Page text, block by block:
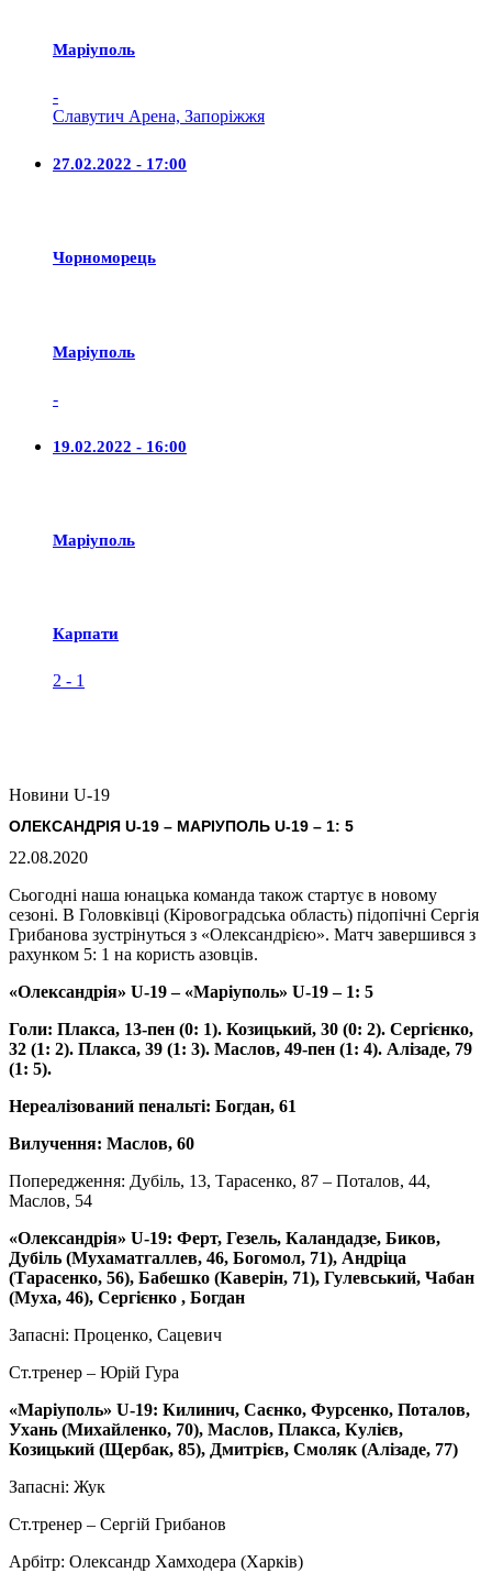
Маріуполь
-
Славутич Арена, Запоріжжя
27.02.2022 - 17:00
Чорноморець
Маріуполь
-
19.02.2022 - 16:00
Маріуполь
Карпати
2 - 1
Новини U-19
ОЛЕКСАНДРІЯ U-19 – МАРІУПОЛЬ U-19 – 1: 5
22.08.2020
Сьогодні наша юнацька команда також стартує в новому
сезоні. В Головківці (Кіровоградська область) підопічні Сергія
Грибанова зустрінуться з «Олександрією». Матч завершився з
рахунком 5: 1 на користь азовців.
«Олександрія» U-19 – «Маріуполь» U-19 – 1: 5
Голи: Плакса, 13-пен (0: 1). Козицький, 30 (0: 2). Сергієнко,
32 (1: 2). Плакса, 39 (1: 3). Маслов, 49-пен (1: 4). Алізаде, 79
(1: 5).
Нереалізований пенальті: Богдан, 61
Вилучення: Маслов, 60
Попередження: Дубіль, 13, Тарасенко, 87 – Поталов, 44,
Маслов, 54
«Олександрія» U-19: Ферт, Гезель, Каландадзе, Биков,
Дубіль (Мухаматгаллев, 46, Богомол, 71), Андріца
(Тарасенко, 56), Бабешко (Каверін, 71), Гулевський, Чабан
(Муха, 46), Сергієнко , Богдан
Запасні: Проценко, Сацевич
Ст.тренер – Юрій Гура
«Маріуполь» U-19: Килинич, Саєнко, Фурсенко, Поталов,
Ухань (Михайленко, 70), Маслов, Плакса, Кулієв,
Козицький (Щербак, 85), Дмитрієв, Смоляк (Алізаде, 77)
Запасні: Жук
Ст.тренер – Сергій Грибанов
Арбітр: Олександр Хамходера (Харків)